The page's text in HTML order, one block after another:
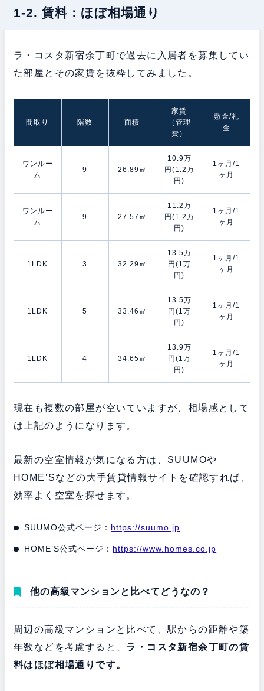
1-2. 賃料：ほぼ相場通り
ラ・コスタ新宿余丁町で過去に入居者を募集してい
た部屋とその家賃を抜粋してみました。
間取り 階数 面積
家賃
（管理
費）
敷金/礼
金
ワンルー
ム
9 26.89㎡
10.9万
円(1.2万
円)
1ヶ月/1
ヶ月
ワンルー
ム
9 27.57㎡
11.2万
円(1.2万
円)
1ヶ月/1
ヶ月
1LDK 3 32.29㎡
13.5万
円(1万
円)
1ヶ月/1
ヶ月
1LDK 5 33.46㎡
13.5万
円(1万
円)
1ヶ月/1
ヶ月
1LDK 4 34.65㎡
13.9万
円(1万
円)
1ヶ月/1
ヶ月
現在も複数の部屋が空いていますが、相場感として
は上記のようになります。
最新の空室情報が気になる方は、SUUMOや
HOME’Sなどの大手賃貸情報サイトを確認すれば、
効率よく空室を探せます。
SUUMO公式ページ： https://suumo.jp
HOME’S公式ページ： https://www.homes.co.jp
他の高級マンションと比べてどうなの？
周辺の高級マンションと比べて、駅からの距離や築
年数などを考慮すると、 ラ・コスタ新宿余丁町の賃
料は ほぼ相場通りです。